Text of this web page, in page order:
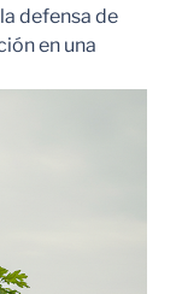
defensa de
en una